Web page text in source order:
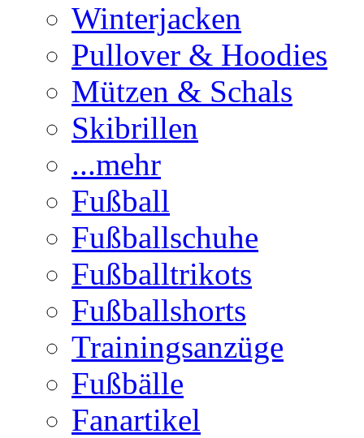
Winterjacken
Pullover & Hoodies
Mützen & Schals
Skibrillen
...mehr
Fußball
Fußballschuhe
Fußballtrikots
Fußballshorts
Trainingsanzüge
Fußbälle
Fanartikel